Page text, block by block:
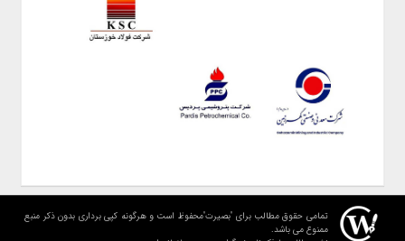
تمامی حقوق مطالب برای "بصیرت"محفوظ است و هرگونه کپی برداری بدون ذکر منبع
ممنوع می باشد.